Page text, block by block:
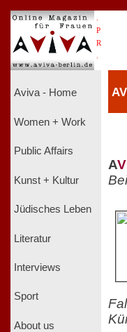
P
R
Aviva - Home
Women + Work
Public Affairs
Kunst + Kultur
Jüdisches Leben
Literatur
Interviews
Sport
About us
AV